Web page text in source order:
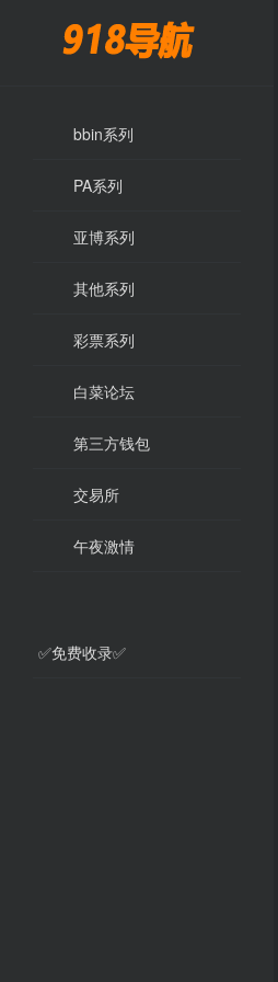
bbin系列
PA系列
亚博系列
其他系列
彩票系列
白菜论坛
第三方钱包
交易所
午夜激情
✅免费收录✅